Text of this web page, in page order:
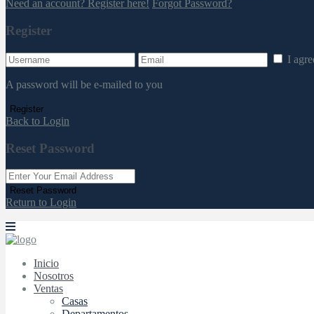
Need an account? Register here! Forgot Password?
Register
I
A password will be e-mailed to you
Register
Back to Login
Reset Password
Reset Password
Return to Login
Inicio
Nosotros
Ventas
Casas